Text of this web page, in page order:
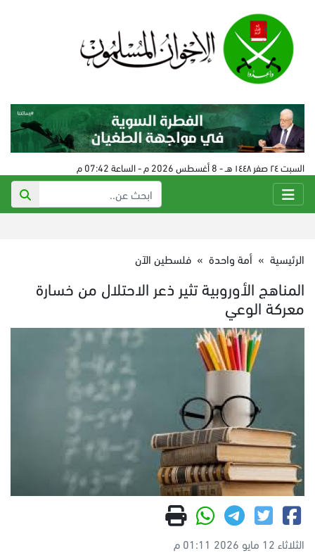
السبت ٢٤ صفر ١٤٤٨ هـ - 8 أغسطس 2026 م - الساعة 07:42 م
الرئيسية » أمة واحدة » فلسطين الآن
المناهج الأوروبية تثير ذعر الاحتلال من خسارة
معركة الوعي
الثلاثاء 12 مايو 2026 01:11 م